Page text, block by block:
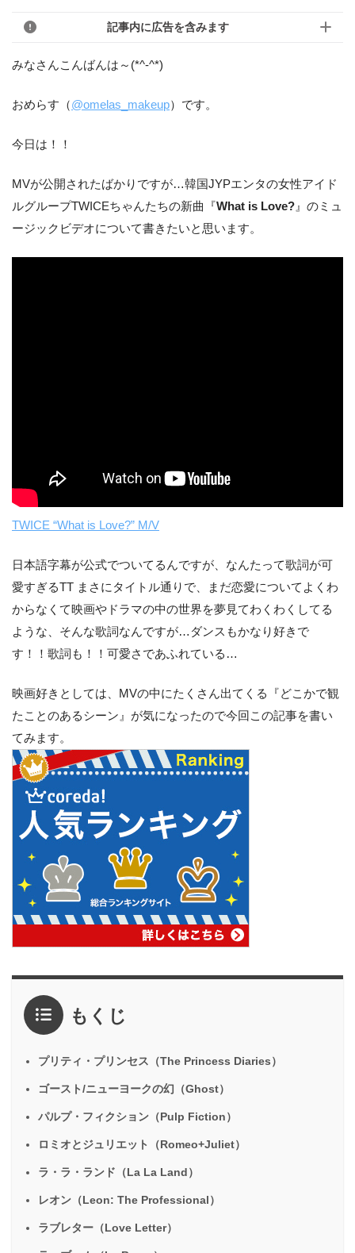
記事内に広告を含みます
みなさんこんばんは～(*^-^*)
おめらす（@omelas_makeup）です。
今日は！！
MVが公開されたばかりですが…韓国JYPエンタの女性アイド
ルグループTWICEちゃんたちの新曲『What is Love? 』のミュ
ージックビデオについて書きたいと思います。
TWICE “What is Love?” M/V
日本語字幕が公式でついてるんですが、なんたって歌詞が可
愛すぎるTT まさにタイトル通りで、まだ恋愛についてよくわ
からなくて映画やドラマの中の世界を夢見てわくわくしてる
ような、そんな歌詞なんですが…ダンスもかなり好きで
す！！歌詞も！！可愛さであふれている…
映画好きとしては、MVの中にたくさん出てくる『どこかで観
たことのあるシーン』が気になったので今回この記事を書い
てみます。
もくじ
プリティ・プリンセス（The Princess Diaries）
ゴースト/ニューヨークの幻（Ghost）
パルプ・フィクション（Pulp Fiction）
ロミオとジュリエット（Romeo+Juliet）
ラ・ラ・ランド（La La Land）
レオン（Leon: The Professional）
ラブレター（Love Letter）